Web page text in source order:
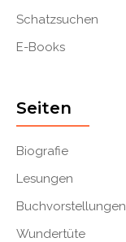
Schatzsuchen
E-Books
Seiten
Biografie
Lesungen
Buchvorstellungen
Wundertüte